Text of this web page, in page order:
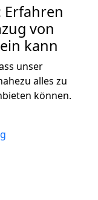
Erfahren
von
kann
unser
alles zu
können.